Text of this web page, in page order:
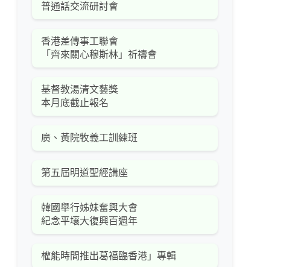
普通話交流研討會
香港差傳事工聯會
「齊來關心穆斯林」祈禱會
基督教湯清文藝獎
本月底截止報名
廣、黃院牧義工訓練班
第五屆明道聖經講座
韓國舉行姊妹奮興大會
紀念平壤大復興百週年
權能時間推出葛福臨香港」專輯